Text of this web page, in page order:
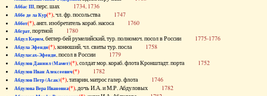
Аббас III, перс. шах 1734, 1736
Аббе де ла Кур(*), чл. фр. посольства 1747
Аббот(*), англ. изобретатель кораб. насоса 1760
Абграт, портной 1780
Абдул Керим, беглер-бей румелийский, тур. полномоч. посол в России 1775-1776
Абдула Эфенди(*), конюший, чл. свиты тур. посла 1758
Абдуласах-Эфенди, посол в России 1779
Абдулов Даниил (Мамет)(*), солдат мор. кораб. флота Кронштадт. порта 1752
Абдулов Иван Алексеевич(*) 1782
Абдулов Петр (Асак)(*), татарин, матрос галер. флота 1746
Абдулова Вера Ивановна(*), дочь И.А. и М.Р. Абдуловых 1782